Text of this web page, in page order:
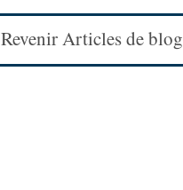
Revenir Articles de blog